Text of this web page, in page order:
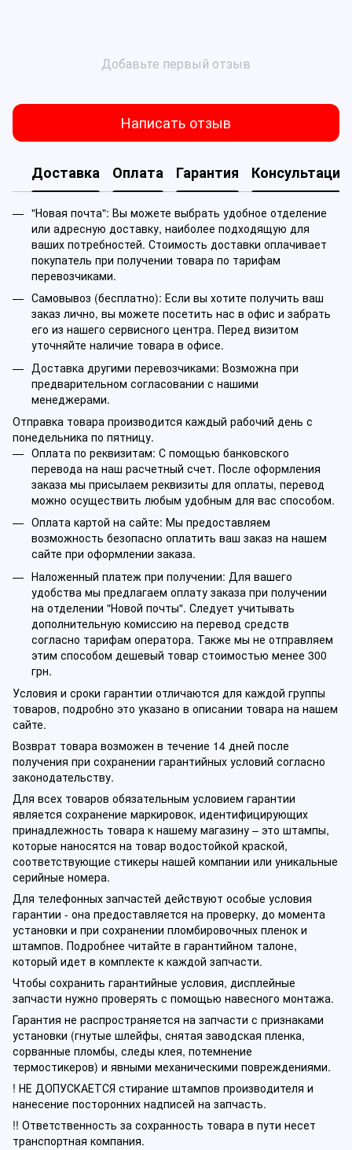
Добавьте первый отзыв
Написать отзыв
Доставка Оплата Гарантия Консультация
"Новая почта": Вы можете выбрать удобное отделение
или адресную доставку, наиболее подходящую для
ваших потребностей. Стоимость доставки оплачивает
покупатель при получении товара по тарифам
перевозчиками.
Самовывоз (бесплатно): Если вы хотите получить ваш
заказ лично, вы можете посетить нас в офис и забрать
его из нашего сервисного центра. Перед визитом
уточняйте наличие товара в офисе.
Доставка другими перевозчиками: Возможна при
предварительном согласовании с нашими
менеджерами.
Отправка товара производится каждый рабочий день с
понедельника по пятницу.
Оплата по реквизитам: С помощью банковского
перевода на наш расчетный счет. После оформления
заказа мы присылаем реквизиты для оплаты, перевод
можно осуществить любым удобным для вас способом.
Оплата картой на сайте: Мы предоставляем
возможность безопасно оплатить ваш заказ на нашем
сайте при оформлении заказа.
Наложенный платеж при получении: Для вашего
удобства мы предлагаем оплату заказа при получении
на отделении "Новой почты". Следует учитывать
дополнительную комиссию на перевод средств
согласно тарифам оператора. Также мы не отправляем
этим способом дешевый товар стоимостью менее 300
грн.
Условия и сроки гарантии отличаются для каждой группы
товаров, подробно это указано в описании товара на нашем
сайте.
Возврат товара возможен в течение 14 дней после
получения при сохранении гарантийных условий согласно
законодательству.
Для всех товаров обязательным условием гарантии
является сохранение маркировок, идентифицирующих
принадлежность товара к нашему магазину – это штампы,
которые наносятся на товар водостойкой краской,
соответствующие стикеры нашей компании или уникальные
серийные номера.
Для телефонных запчастей действуют особые условия
гарантии - она предоставляется на проверку, до момента
установки и при сохранении пломбировочных пленок и
штампов. Подробнее читайте в гарантийном талоне,
который идет в комплекте к каждой запчасти.
Чтобы сохранить гарантийные условия, дисплейные
запчасти нужно проверять с помощью навесного монтажа.
Гарантия не распространяется на запчасти с признаками
установки (гнутые шлейфы, снятая заводская пленка,
сорванные пломбы, следы клея, потемнение
термостикеров) и явными механическими повреждениями.
! НЕ ДОПУСКАЕТСЯ стирание штампов производителя и
нанесение посторонних надписей на запчасть.
!! Ответственность за сохранность товара в пути несет
транспортная компания.